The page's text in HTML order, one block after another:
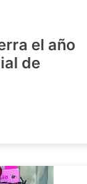
el año
de